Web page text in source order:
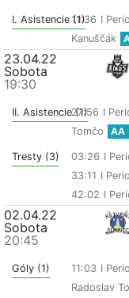
I. Asistencie (1)
11:36 I
Kanuščák
23.04.22
Sobota
19:30
II. Asistencie (1)
27:56 I
Tomčo
AA
Tresty (3) 03:26 I
33:11 I
42:02 I
02.04.22
Sobota
20:45
Góly (1) 11:03 I
Radoslav